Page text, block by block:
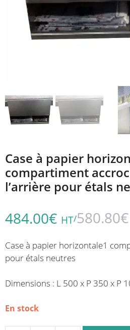
Case à papier
compartiment
l’arrière pour étals
484.00€ HT/580.80€
Case à papier horizontale1
pour étals neutres
Dimensions : L 500 x P 350 x P
En stock